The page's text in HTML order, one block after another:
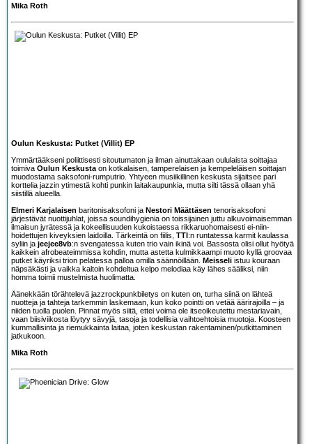
Mika Roth
Oulun Keskusta: Putket (Villit) EP
Ymmärtääkseni poliittisesti sitoutumaton ja ilman ainuttakaan oululaista soittajaa
toimiva Oulun Keskusta on kotkalaisen, tamperelaisen ja kempeleläisen soittajan
muodostama saksofoni-rumputrio. Yhtyeen musiikillinen keskusta sijaitsee pari
korttelia jazzin ytimestä kohti punkin laitakaupunkia, mutta silti tässä ollaan yhä
siistillä alueella.
Elmeri Karjalaisen baritonisaksofoni ja Nestori Määttäsen tenorisaksofoni
järjestävät nuottijuhlat, joissa soundihygienia on toissijainen juttu alkuvoimaisemman
ilmaisun jyrätessä ja kokeellisuuden kukoistaessa rikkaruohomaisesti ei-niin-
hoidettujen kiveyksien laidoilla. Tärkeintä on fiilis, TTI:n runtatessa karmit kaulassa
syliin ja jeejee8vb:n svengatessa kuten trio vain ikinä voi. Bassosta olisi ollut hyötyä
kaikkein afrobeateimmissa kohdin, mutta astetta kulmikkaampi muoto kyllä groovaa
putket käyriksi trion pelatessa palloa omilla säännöillään. Meisseli istuu kouraan
näpsäkästi ja vaikka kaltoin kohdeltua kelpo melodiaa käy lähes sääliksi, niin
homma toimii mustelmista huolimatta.
Äänekkään törähtelevä jazzrockpunkbiletys on kuten on, turha siinä on lähteä
nuotteja ja tahteja tarkemmin laskemaan, kun koko pointti on vetää äärirajoilla – ja
niiden tuolla puolen. Pinnat myös siitä, ettei voima ole itseoikeutettu mestariavain,
vaan biisiviikosta löytyy sävyjä, tasoja ja todellisia vaihtoehtoisia muotoja. Koosteen
kummallisinta ja riemukkainta laitaa, joten keskustan rakentaminen/putkittaminen
jatkukoon.
Mika Roth